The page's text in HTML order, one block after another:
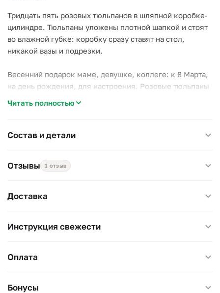
Тридцать пять розовых тюльпанов в шляпной коробке-
цилиндре. Тюльпаны уложены плотной шапкой и стоят
во влажной губке: коробку сразу ставят на стол,
никакой вазы и подрезки.
Весенний подарок маме, девушке, коллеге: к 8 Марта,
на день рождения, для настроения. Розовые тюльпаны
раз в день: тюльпаны — самые «пьющие» из весенних
Размер 20×20 см, высота 25 см.
Читать полностью
Состав и детали
Отзывы 1 отзыв
Доставка
Инструкция свежести
Оплата
Бонусы